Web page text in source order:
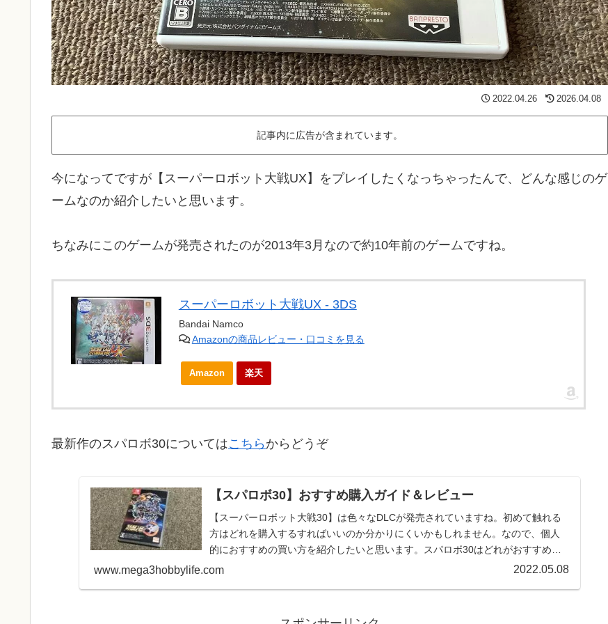
2022.04.26 2026.04.08
記事内に広告が含まれています。
今になってですが【スーパーロボット大戦UX】をプレイしたくなっちゃったんで、どんな感じのゲ
ームなのか紹介したいと思います。
ちなみにこのゲームが発売されたのが2013年3月なので約10年前のゲームですね。
スーパーロボット大戦UX - 3DS
Bandai Namco
Amazonの商品レビュー・口コミを見る
Amazon 楽天
最新作のスパロボ30についてはこちら からどうぞ
【スパロボ30】おすすめ購入ガイド＆レビュー
【スーパーロボット大戦30】は色々なDLCが発売されていますね。初めて触れる
方はどれを購入するすればいいのか分かりにくいかもしれません。なので、個人
的におすすめの買い方を紹介したいと思います。スパロボ30はどれがおすすめ？
個人的にはパッケー...
www.mega3hobbylife.com 2022.05.08